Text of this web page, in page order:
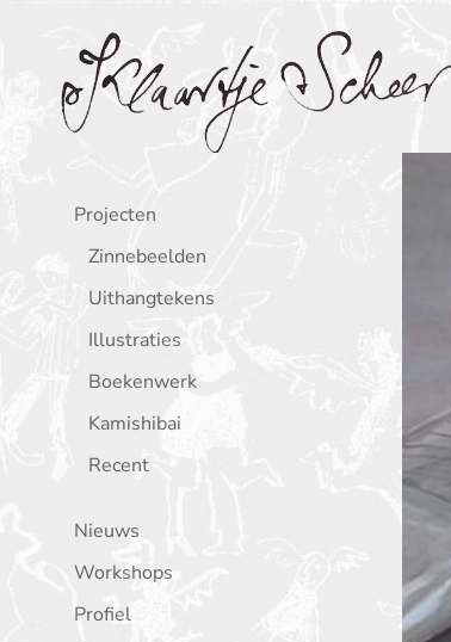
Klaartje Scheer
Projecten
Zinnebeelden
Uithangtekens
Illustraties
Boekenwerk
Kamishibai
Recent
Nieuws
Workshops
Profiel